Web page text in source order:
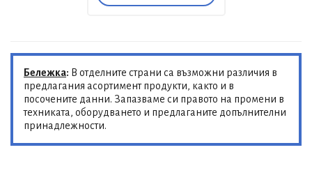
Бележка: В отделните страни са възможни различия в
предлагания асортимент продукти, както и в
посочените данни. Запазваме си правото на промени в
техниката, оборудването и предлаганите допълнителни
принадлежности.